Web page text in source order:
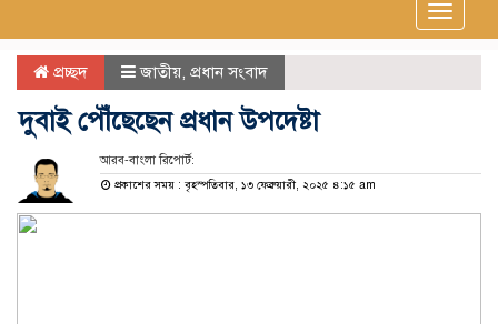
Toggle
প্রচ্ছদ জাতীয়, প্রধান সংবাদ
দুবাই পৌঁছেছেন প্রধান উপদেষ্টা
আরব-বাংলা রিপোর্ট:
প্রকাশের সময় : বৃহস্পতিবার, ১৩ ফেব্রুয়ারী, ২০২৫ ৪:১৫ am